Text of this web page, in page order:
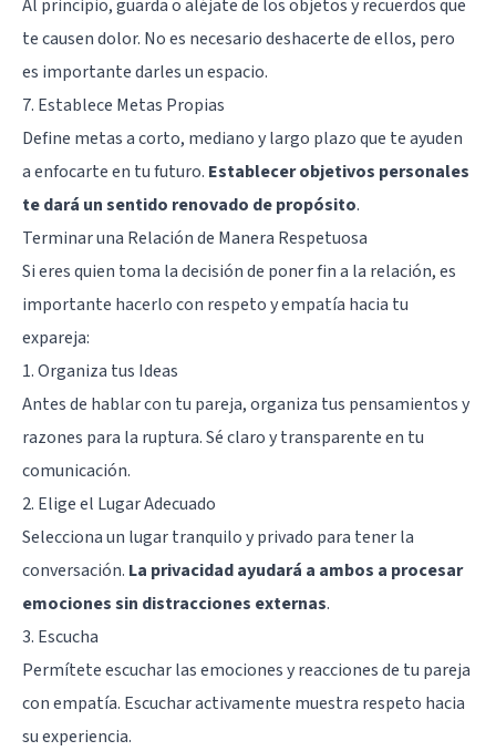
Al principio, guarda o aléjate de los objetos y recuerdos que
te causen dolor. No es necesario deshacerte de ellos, pero
es importante darles un espacio.
7. Establece Metas Propias
Define metas a corto, mediano y largo plazo que te ayuden
a enfocarte en tu futuro. Establecer objetivos personales
te dará un sentido renovado de propósito.
Terminar una Relación de Manera Respetuosa
Si eres quien toma la decisión de poner fin a la relación, es
importante hacerlo con respeto y empatía hacia tu
expareja:
1. Organiza tus Ideas
Antes de hablar con tu pareja, organiza tus pensamientos y
razones para la ruptura. Sé claro y transparente en tu
comunicación.
2. Elige el Lugar Adecuado
Selecciona un lugar tranquilo y privado para tener la
conversación. La privacidad ayudará a ambos a procesar
emociones sin distracciones externas.
3. Escucha
Permítete escuchar las emociones y reacciones de tu pareja
con empatía. Escuchar activamente muestra respeto hacia
su experiencia.